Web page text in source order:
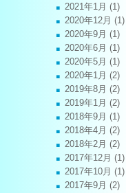
2021年1月 (1)
2020年12月 (1)
2020年9月 (1)
2020年6月 (1)
2020年5月 (1)
2020年1月 (2)
2019年8月 (2)
2019年1月 (2)
2018年9月 (1)
2018年4月 (2)
2018年2月 (2)
2017年12月 (1)
2017年10月 (1)
2017年9月 (2)